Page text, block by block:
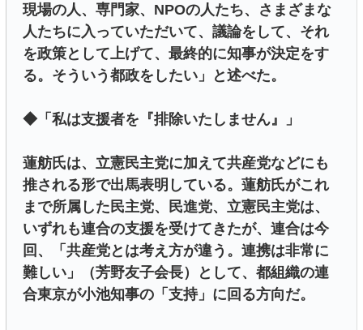
現場の人、専門家、NPOの人たち、さまざまな
人たちに入っていただいて、議論をして、それ
を政策として上げて、最終的に知事が決定をす
る。そういう都政をしたい」と述べた。
◆「私は支援者を『排除いたしません』」
蓮舫氏は、立憲民主党に加えて共産党などにも
推される形で出馬表明している。蓮舫氏がこれ
まで所属した民主党、民進党、立憲民主党は、
いずれも連合の支援を受けてきたが、連合は今
回、「共産党とは考え方が違う。連携は非常に
難しい」（芳野友子会長）として、都組織の連
合東京が小池知事の「支持」に回る方向だ。